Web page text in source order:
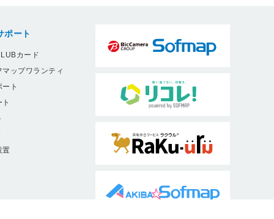
ポート
カード
ップワランティ
ト
置